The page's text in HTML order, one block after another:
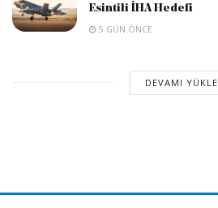
Esintili İHA Hedefi
5 GÜN ÖNCE
DEVAMI YÜKLE